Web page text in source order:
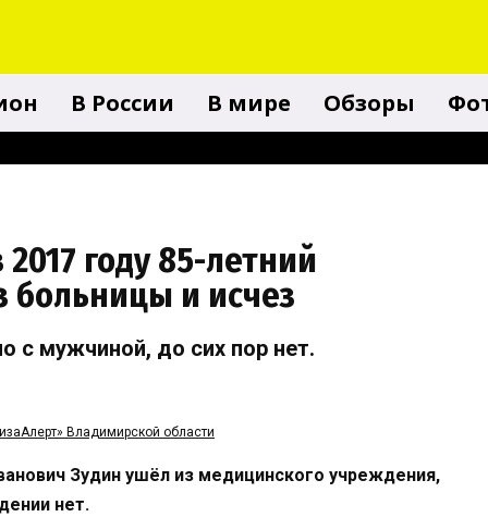
В России В мире Обзоры
году 85-летний
и исчез
с мужчиной, до сих пор нет.
Владимирской области
Зудин ушёл из медицинского учреждения,
нет.